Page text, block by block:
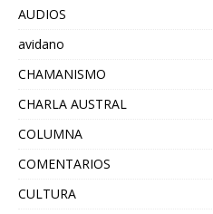
AUDIOS
avidano
CHAMANISMO
CHARLA AUSTRAL
COLUMNA
COMENTARIOS
CULTURA